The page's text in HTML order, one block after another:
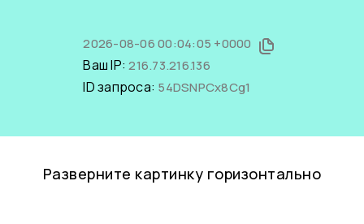
2026-08-06 00:04:05 +0000
Ваш IP:216.73.216.136
ID запроса: 54DSNPCx8Cg1
Разверните картинку горизонтально